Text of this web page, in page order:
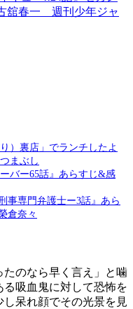
舘春一 週刊少年ジャ
）裏店」でランチしたよ
まぶし
バー65話』あらすじ&感
事専門弁護士ー3話』あら
奈々
たのなら早く言え」と噛
吸血鬼に対して恐怖を
呆れ顔でその光景を見